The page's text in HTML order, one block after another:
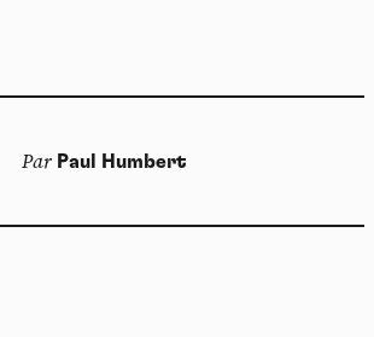
Par Paul Humbert